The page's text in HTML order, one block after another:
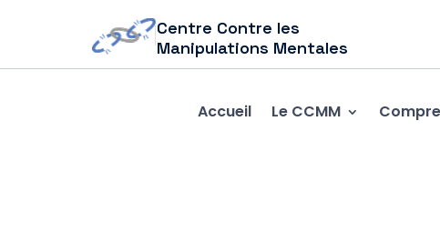
Centre Contre les
Manipulations Mentales
Accueil Le CCMM